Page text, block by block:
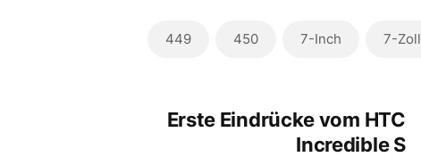
449 450 7-Inch 7-Zoll
Erste Eindrücke vom HTC
Incredible S